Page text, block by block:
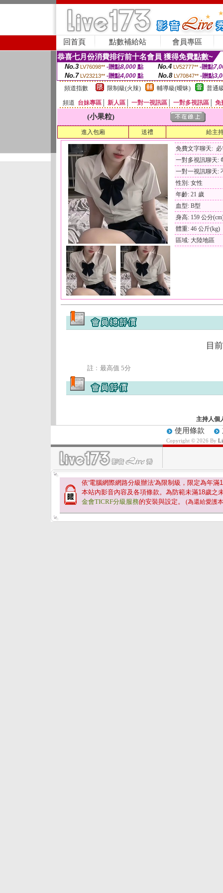
回首頁 點數補給站 會員專區
恭喜七月份消費排行前十名會員 獲得免費點數~
No.3 LV76098** -贈點8,000點 No.4 LV52777** -贈點
No.7 LV23213** -贈點4,000 點 No.8 LV70847** -贈點
頻道指數
限制級(火辣) 輔導級(曖昧) 普通
頻道 台妹專區 新人區 一對一視訊區 一對多視訊區 免
(小果粒)
進入包廂 送禮 給主
免費文字聊天:
一對多視訊聊天:
一對一視訊聊天:
性別: 女性
年齡: 21 歲
血型: B型
身高: 159 公分
體重: 46 公斤(kg)
區域: 大陸地區
目
註﹕最高值 5分
主持人個
使用條款
Copyright © 2026 By
依'電腦網際網路分級辦法'為限制級，限定為年滿
本站內影音內容及各項條款。為防範未滿18歲之
金會TICRF分級服務的安裝與設定。 (為還給愛護